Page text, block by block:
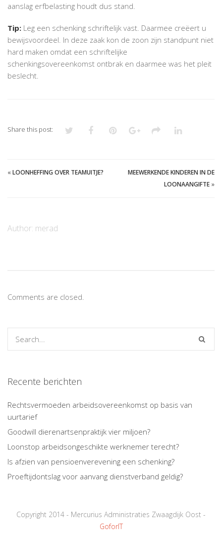
aanslag erfbelasting houdt dus stand.
Tip: Leg een schenking schriftelijk vast. Daarmee creëert u
bewijsvoordeel. In deze zaak kon de zoon zijn standpunt niet
hard maken omdat een schriftelijke
schenkingsovereenkomst ontbrak en daarmee was het pleit
beslecht.
Share this post:
«LOONHEFFING OVER TEAMUITJE?
MEEWERKENDE KINDEREN IN DE
LOONAANGIFTE »
Author: merad
Comments are closed.
Recente berichten
Rechtsvermoeden arbeidsovereenkomst op basis van
uurtarief
Goodwill dierenartsenpraktijk vier miljoen?
Loonstop arbeidsongeschikte werknemer terecht?
Is afzien van pensioenverevening een schenking?
Proeftijdontslag voor aanvang dienstverband geldig?
Copyright 2014 - Mercurius Administraties Zwaagdijk Oost -
GoforIT